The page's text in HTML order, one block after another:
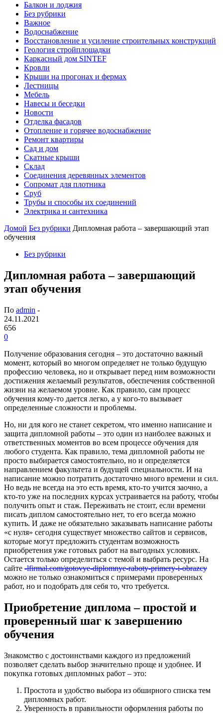
Балкон и лоджия
Без рубрики
Важное
Водоснабжение
Восстановление и усиление строительных конструкций
Геология стройплощадки
Каркасный дом SINTEF
Кровли
Крыши на прогонах и фермах
Лестницы
Мебель
Навесы и беседки
Новости
Отделка фасадов
Отопление и горячее водоснабжение
Ремонт квартиры
Сад и дом
Скатные крыши
Склад
Соединения деревянных элементов
Сопромат для плотника
Сруб
Трубы и способы их соединений
Электрика и сантехника
Домой Без рубрики Дипломная работа – завершающий этап
обучения
Без рубрики
Дипломная работа – завершающий
этап обучения
По admin -
24.11.2021
656
0
Получение образования сегодня – это достаточно важный
момент, который во многом определяет не только будущую
профессию человека, но и открывает перед ним возможности
достижения желаемый результатов, обеспечения собственной
жизни на желаемом уровне. Как правило, сам процесс
обучения кому-то дается легко, а у кого-то вызывает
определенные сложности и проблемы.
Но, ни для кого не станет секретом, что именно написание и
защита дипломной работы – это один из наиболее важных и
ответственных моментов во всем процессе обучения для
любого студента. Как правило, тема дипломной работы не
просто выбирается самостоятельно, но и определяется
направлением факультета и будущей специальности. И на
написание можно потратить достаточно много времени и сил.
Но ведь не всегда на это есть время, кто-то учится заочно, а
кто-то уже на последних курсах устраивается на работу, чтобы
получить опыт и стаж. Переживать не стоит, если времени
писать диплом самостоятельно нет, то его всегда можно
купить. И даже не обязательно заказывать написание работы
«с нуля» сегодня существует множество сайтов и сервисов,
которые могут предложить студентам возможность
приобретения уже готовых работ на выгодных условиях.
Остается только определиться с темой и выбрать ресурс. На
сайте -lfirmal.com/gotovye-diplomnye-raboty-primery-i-obrazcy
можно не только ознакомиться с примерами проверенных
работ, но и подобрать для себя то, что требуется.
Приобретение диплома – простой и
проверенный шаг к завершению
обучения
Знакомство с достоинствами каждого из предложений
позволяет сделать выбор значительно проще и удобнее. И
покупка готовых дипломных работ – это:
Простота и удобство выбора из обширного списка тем
дипломных работ.
Уверенность в правильности оформления работы по